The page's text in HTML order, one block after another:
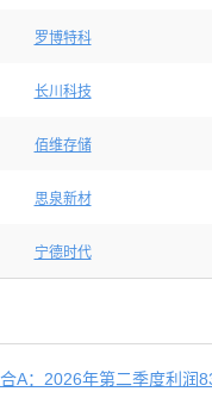
罗博特科
长川科技
佰维存储
思泉新材
宁德时代